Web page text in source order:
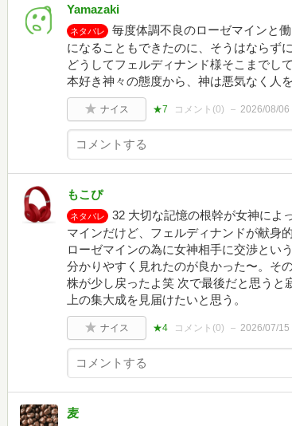
Yamazaki
ネタバレ
毎度体調不良のローゼマインと
になることもできたのに、そうはならず
どうしてフェルディナンド様そこまでし
本好き神々の態度から、神は悪気なく人
ナイス ★7 コメント(0) 2026/08/06
もこぴ
ネタバレ
32 大切な記憶の根幹が女神によ
マインだけど、フェルディナンドが献身
ローゼマインの為に女神相手に交渉とい
分かりやすく見れたのが良かった〜。そ
株が少し戻ったよ笑 次で最後だと思う
上の集大成を見届けたいと思う。
ナイス ★4 コメント(0) 2026/07/15
麦